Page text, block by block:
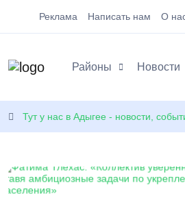
Реклама Написать нам О
Районы Новости
Тут у нас в Адыгее - новости,